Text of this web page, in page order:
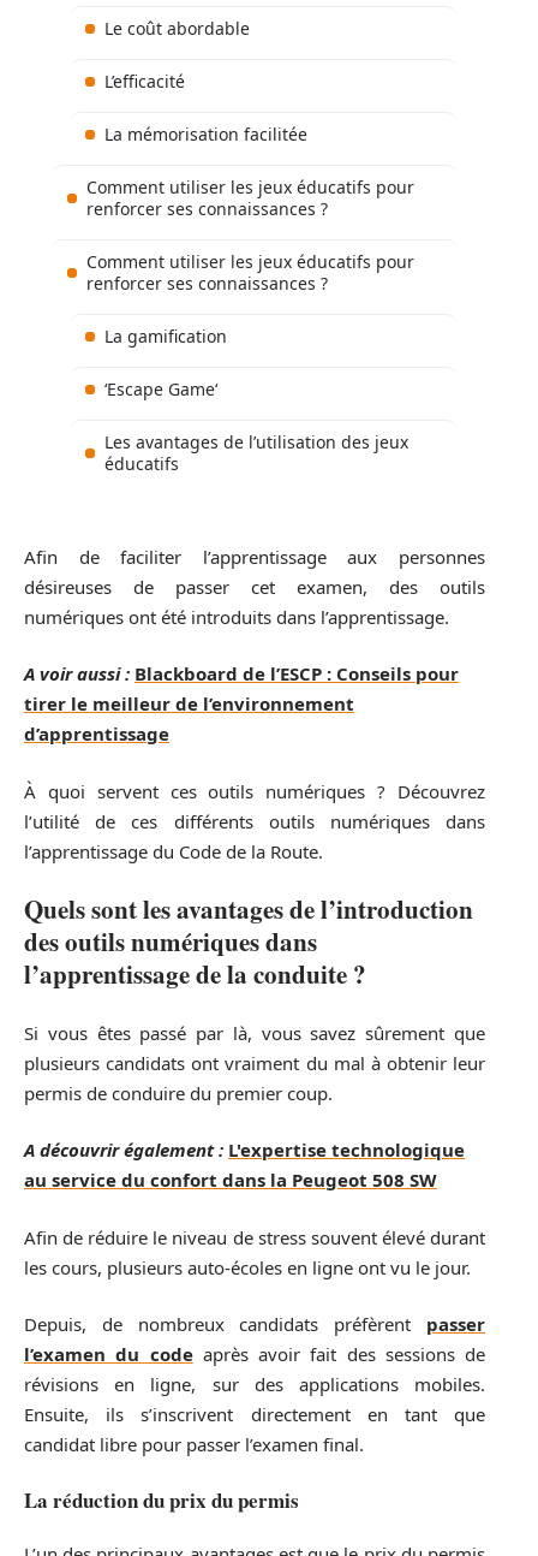
Le coût abordable
L’efficacité
La mémorisation facilitée
Comment utiliser les jeux éducatifs pour
renforcer ses connaissances ?
Comment utiliser les jeux éducatifs pour
renforcer ses connaissances ?
La gamification
‘Escape Game‘
Les avantages de l’utilisation des jeux
éducatifs
Afin de faciliter l’apprentissage aux personnes
désireuses de passer cet examen, des outils
numériques ont été introduits dans l’apprentissage.
A voir aussi : Blackboard de l’ESCP : Conseils pour
tirer le meilleur de l’environnement
d’apprentissage
À quoi servent ces outils numériques ? Découvrez
l’utilité de ces différents outils numériques dans
l’apprentissage du Code de la Route.
Quels sont les avantages de l’introduction
des outils numériques dans
l’apprentissage de la conduite ?
Si vous êtes passé par là, vous savez sûrement que
plusieurs candidats ont vraiment du mal à obtenir leur
permis de conduire du premier coup.
A découvrir également : L'expertise technologique
au service du confort dans la Peugeot 508 SW
Afin de réduire le niveau de stress souvent élevé durant
les cours, plusieurs auto-écoles en ligne ont vu le jour.
Depuis, de nombreux candidats préfèrent passer
l’examen du codeaprès avoir fait des sessions de
révisions en ligne, sur des applications mobiles.
Ensuite, ils s’inscrivent directement en tant que
candidat libre pour passer l’examen final.
La réduction du prix du permis